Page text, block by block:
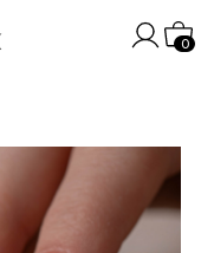
0